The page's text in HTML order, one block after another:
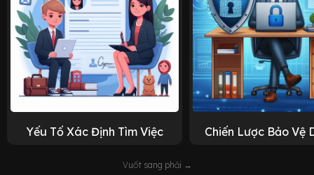
Yếu Tố Xác Định Tìm Việc Chiến Lược Bảo Vệ
Vuốt sang phải →